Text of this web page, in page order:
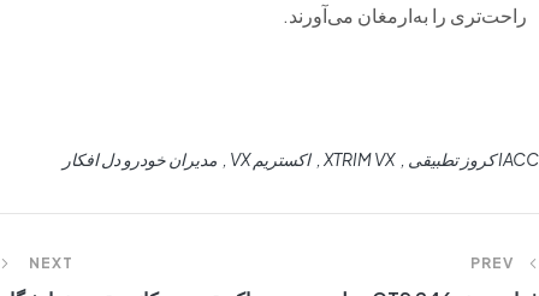
راحت‌تری را به‌ارمغان می‌آورند.
IACC کروز تطبیقی XTRIM VX اکستریم VX مدیران خودرو دل افکار
PREV
NEXT